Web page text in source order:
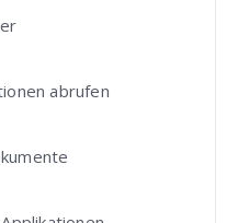
abrufen